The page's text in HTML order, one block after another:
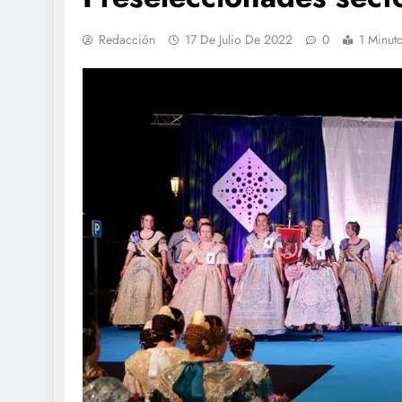
Redacción 17 De Julio De 2022 0 1